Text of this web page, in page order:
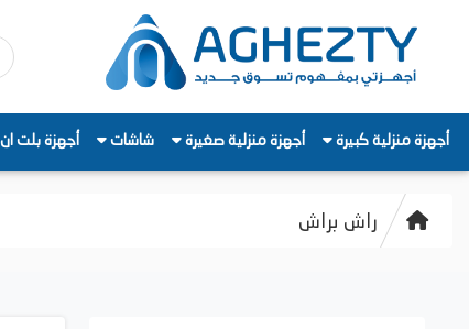
أجهزة منزلية كبيرة أجهزة منزلية صغيرة شاشات أجهزة بلت ان
راش براش